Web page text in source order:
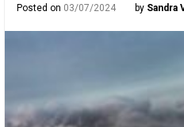
Posted on 03/07/2024 by Sandra